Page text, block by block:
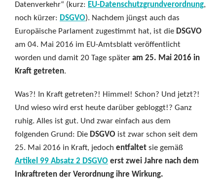
Datenverkehr“ (kurz: EU-Datenschutzgrundverordnung,
noch kürzer: DSGVO). Nachdem jüngst auch das
Europäische Parlament zugestimmt hat, ist die DSGVO
am 04. Mai 2016 im EU-Amtsblatt veröffentlicht
worden und damit 20 Tage später am 25. Mai 2016 in
Kraft getreten.
Was?! In Kraft getreten?! Himmel! Schon? Und jetzt?!
Und wieso wird erst heute darüber gebloggt!? Ganz
ruhig. Alles ist gut. Und zwar einfach aus dem
folgenden Grund: Die DSGVO ist zwar schon seit dem
25. Mai 2016 in Kraft, jedoch entfaltet sie gemäß
Artikel 99 Absatz 2 DSGVO erst zwei Jahre nach dem
Inkraftreten der Verordnung ihre Wirkung.